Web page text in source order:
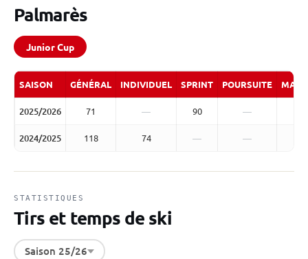
Palmarès
Junior Cup
SAISON GÉNÉRAL INDIVIDUEL SPRINT POURSUITE
2025/2026 71 — 90 —
2024/2025 118 74 — —
STATISTIQUES
Tirs et temps de ski
Saison 25/26